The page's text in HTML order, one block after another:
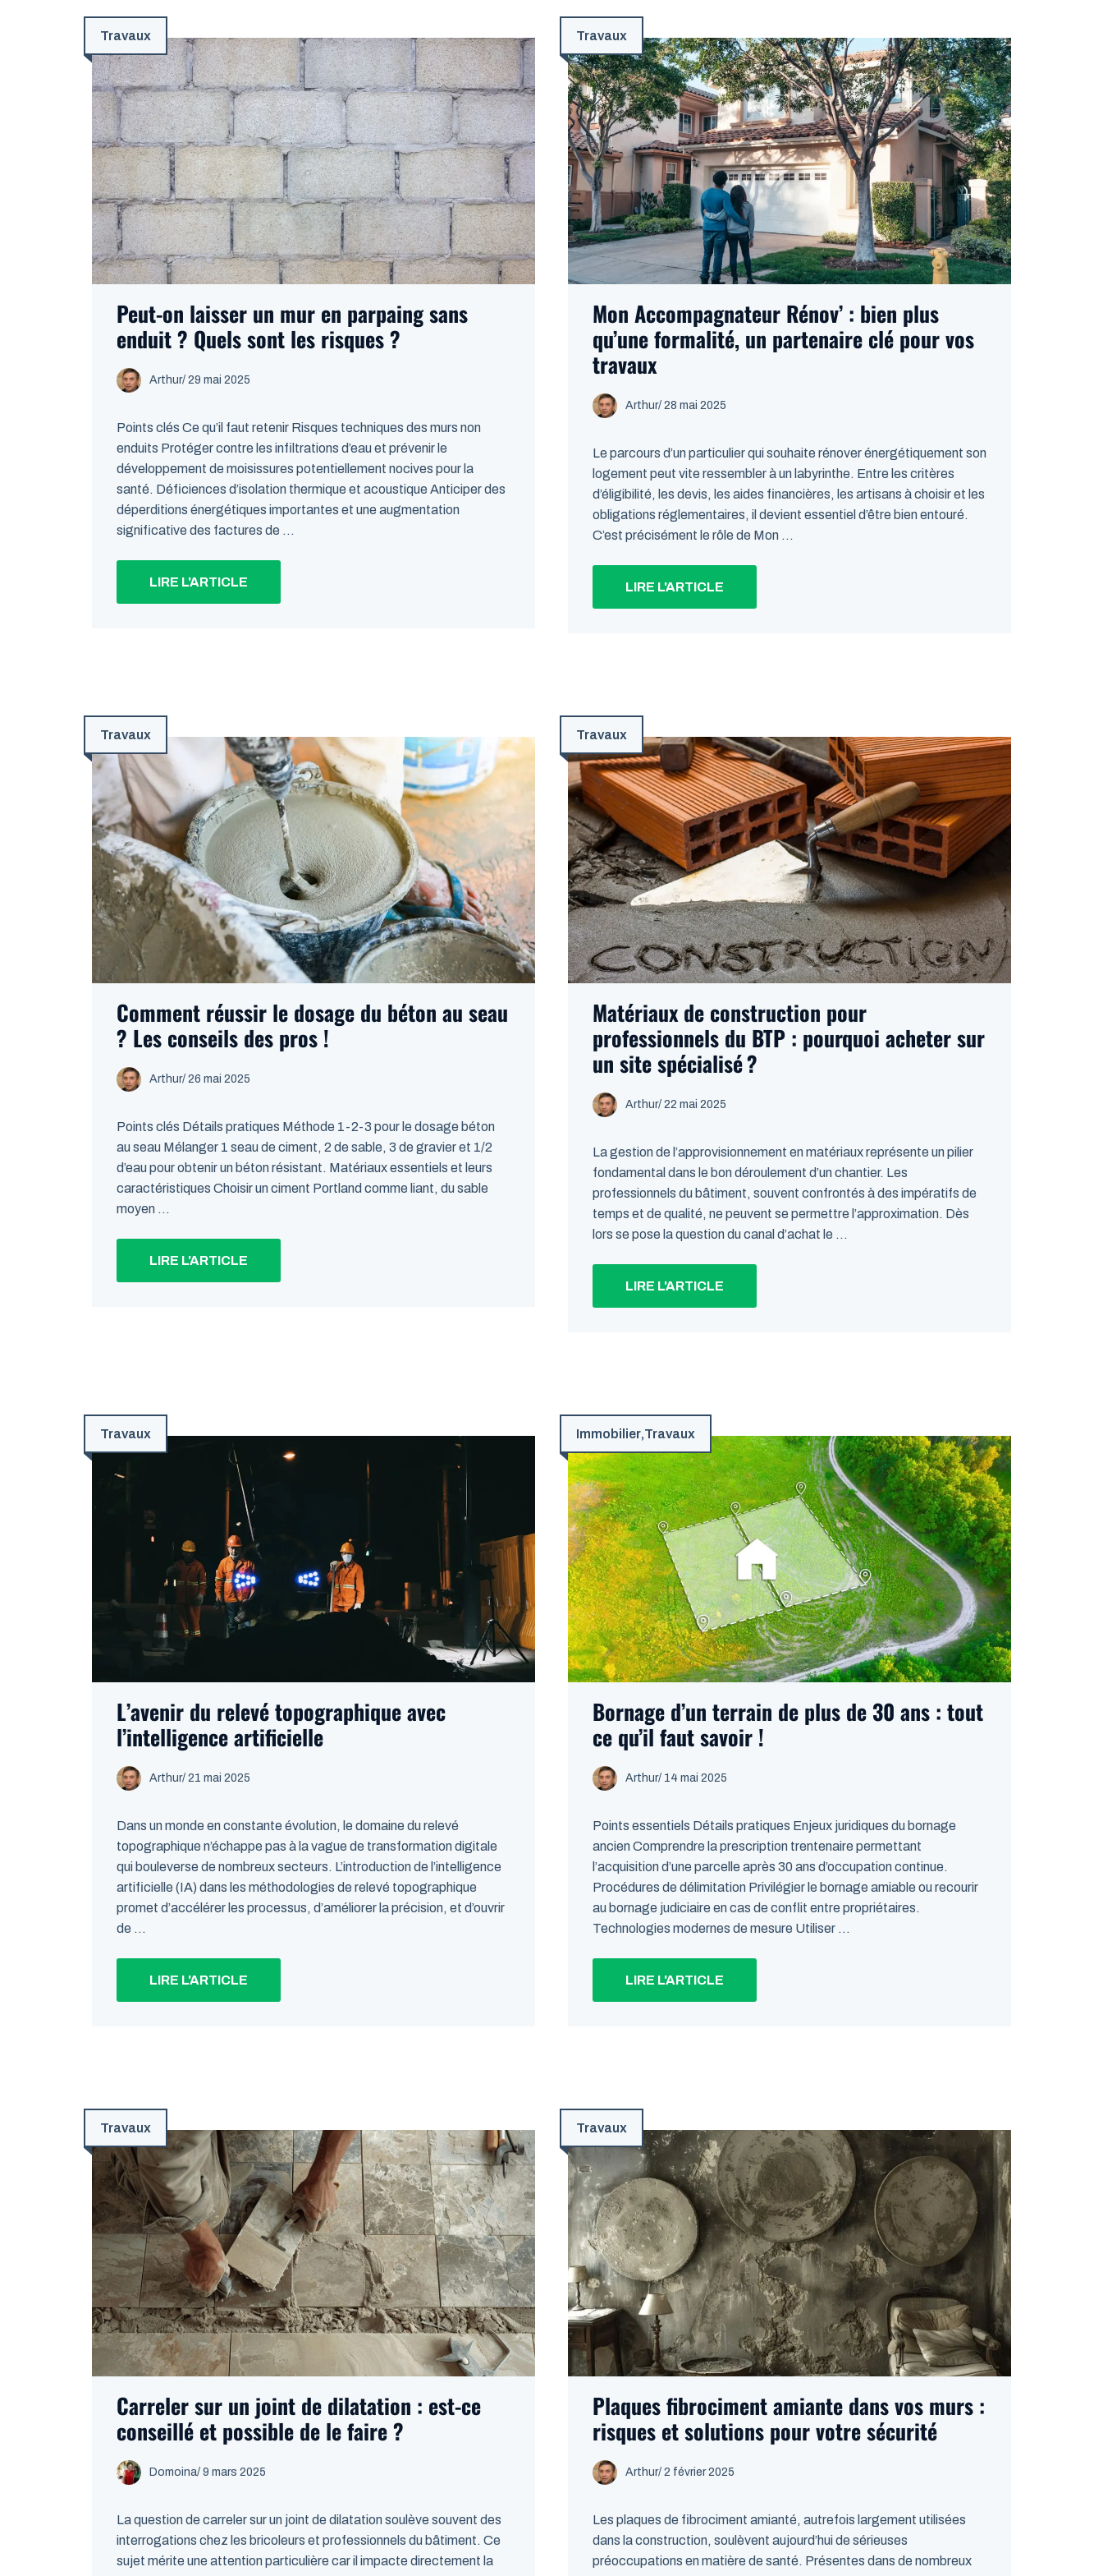
Travaux
Peut-on laisser un mur en parpaing sans
enduit ? Quels sont les risques ?
Arthur/ 29 mai 2025
Points clés Ce qu’il faut retenir Risques techniques des murs non
enduits Protéger contre les infiltrations d’eau et prévenir le
développement de moisissures potentiellement nocives pour la
santé. Déficiences d’isolation thermique et acoustique Anticiper des
déperditions énergétiques importantes et une augmentation
significative des factures de ...
LIRE L'ARTICLE
Travaux
Mon Accompagnateur Rénov’ : bien plus
qu’une formalité, un partenaire clé pour vos
travaux
Arthur/ 28 mai 2025
Le parcours d’un particulier qui souhaite rénover énergétiquement son
logement peut vite ressembler à un labyrinthe. Entre les critères
d’éligibilité, les devis, les aides financières, les artisans à choisir et les
obligations réglementaires, il devient essentiel d’être bien entouré.
C’est précisément le rôle de Mon ...
LIRE L'ARTICLE
Travaux
Comment réussir le dosage du béton au seau
? Les conseils des pros !
Arthur/ 26 mai 2025
Points clés Détails pratiques Méthode 1-2-3 pour le dosage béton
au seau Mélanger 1 seau de ciment, 2 de sable, 3 de gravier et 1/2
d’eau pour obtenir un béton résistant. Matériaux essentiels et leurs
caractéristiques Choisir un ciment Portland comme liant, du sable
moyen ...
LIRE L'ARTICLE
Travaux
Matériaux de construction pour
professionnels du BTP : pourquoi acheter sur
un site spécialisé ?
Arthur/ 22 mai 2025
La gestion de l’approvisionnement en matériaux représente un pilier
fondamental dans le bon déroulement d’un chantier. Les
professionnels du bâtiment, souvent confrontés à des impératifs de
temps et de qualité, ne peuvent se permettre l’approximation. Dès
lors se pose la question du canal d’achat le ...
LIRE L'ARTICLE
Travaux
L’avenir du relevé topographique avec
l’intelligence artificielle
Arthur/ 21 mai 2025
Dans un monde en constante évolution, le domaine du relevé
topographique n’échappe pas à la vague de transformation digitale
qui bouleverse de nombreux secteurs. L’introduction de l’intelligence
artificielle (IA) dans les méthodologies de relevé topographique
promet d’accélérer les processus, d’améliorer la précision, et d’ouvrir
de ...
LIRE L'ARTICLE
Immobilier,Travaux
Bornage d’un terrain de plus de 30 ans : tout
ce qu’il faut savoir !
Arthur/ 14 mai 2025
Points essentiels Détails pratiques Enjeux juridiques du bornage
ancien Comprendre la prescription trentenaire permettant
l’acquisition d’une parcelle après 30 ans d’occupation continue.
Procédures de délimitation Privilégier le bornage amiable ou recourir
au bornage judiciaire en cas de conflit entre propriétaires.
Technologies modernes de mesure Utiliser ...
LIRE L'ARTICLE
Travaux
Carreler sur un joint de dilatation : est-ce
conseillé et possible de le faire ?
Domoina/ 9 mars 2025
La question de carreler sur un joint de dilatation soulève souvent des
interrogations chez les bricoleurs et professionnels du bâtiment. Ce
sujet mérite une attention particulière car il impacte directement la
Travaux
Plaques fibrociment amiante dans vos murs :
risques et solutions pour votre sécurité
Arthur/ 2 février 2025
Les plaques de fibrociment amianté, autrefois largement utilisées
dans la construction, soulèvent aujourd’hui de sérieuses
préoccupations en matière de santé. Présentes dans de nombreux